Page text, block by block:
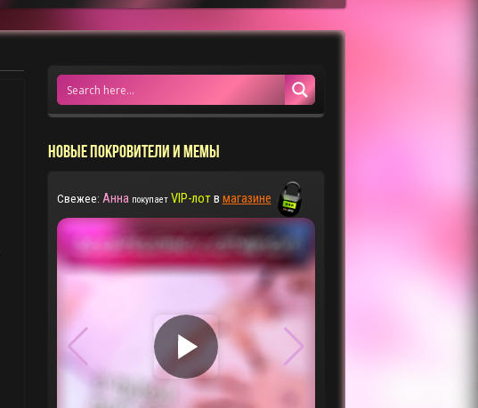
НОВЫЕ ПОКРОВИТЕЛИ И МЕМЫ
Свежее: Анна покупает VIP-лотв магазине
▶